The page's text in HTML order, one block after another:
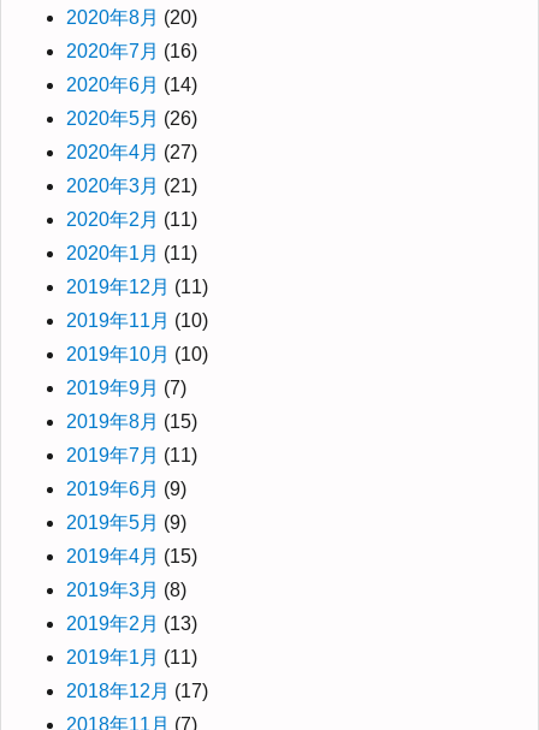
2020年8月 (20)
2020年7月 (16)
2020年6月 (14)
2020年5月 (26)
2020年4月 (27)
2020年3月 (21)
2020年2月 (11)
2020年1月 (11)
2019年12月 (11)
2019年11月 (10)
2019年10月 (10)
2019年9月 (7)
2019年8月 (15)
2019年7月 (11)
2019年6月 (9)
2019年5月 (9)
2019年4月 (15)
2019年3月 (8)
2019年2月 (13)
2019年1月 (11)
2018年12月 (17)
2018年11月 (7)